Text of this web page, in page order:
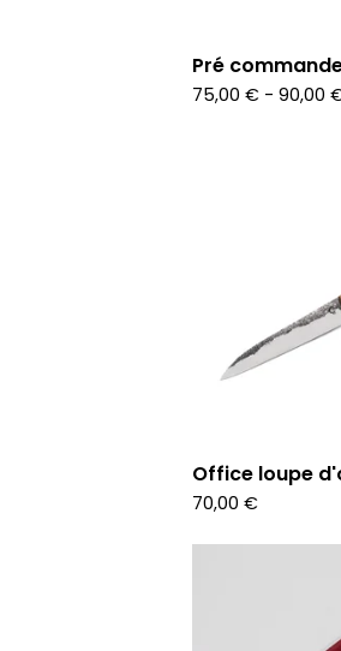
Pré
75,00 € - 90,00
Office loupe
70,00 €